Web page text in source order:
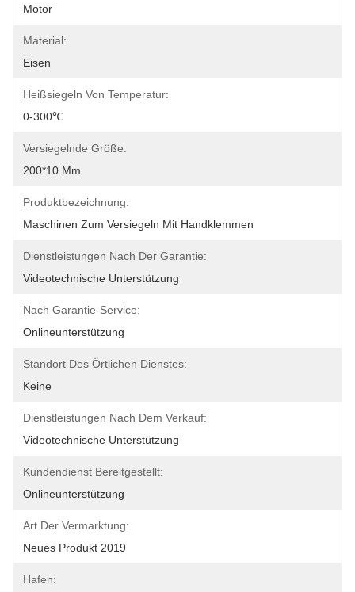
Motor
Material:
Eisen
Heißsiegeln Von Temperatur:
0-300℃
Versiegelnde Größe:
200*10 Mm
Produktbezeichnung:
Maschinen Zum Versiegeln Mit Handklemmen
Dienstleistungen Nach Der Garantie:
Videotechnische Unterstützung
Nach Garantie-Service:
Onlineunterstützung
Standort Des Örtlichen Dienstes:
Keine
Dienstleistungen Nach Dem Verkauf:
Videotechnische Unterstützung
Kundendienst Bereitgestellt:
Onlineunterstützung
Art Der Vermarktung:
Neues Produkt 2019
Hafen: